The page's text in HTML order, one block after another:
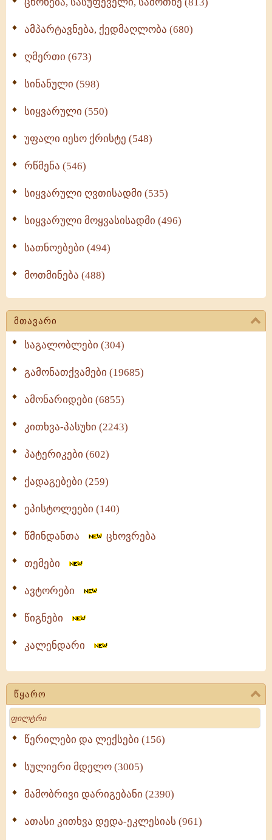
ამპარტავნება, ქედმაღლობა (680)
ღმერთი (673)
სინანული (598)
სიყვარული (550)
უფალი იესო ქრისტე (548)
რწმენა (546)
სიყვარული ღვთისადმი (535)
სიყვარული მოყვასისადმი (496)
სათნოებები (494)
მოთმინება (488)
მთავარი
საგალობლები (304)
გამონათქვამები (19685)
ამონარიდები (6855)
კითხვა-პასუხი (2243)
პატერიკები (602)
ქადაგებები (259)
ეპისტოლეები (140)
წმინდანთა ცხოვრება
თემები
ავტორები
წიგნები
კალენდარი
წყარო
Search
წერილები და ლექსები (156)
სულიერი მდელო (3005)
მამობრივი დარიგებანი (2390)
ათასი კითხვა დედა-ეკლესიას (961)